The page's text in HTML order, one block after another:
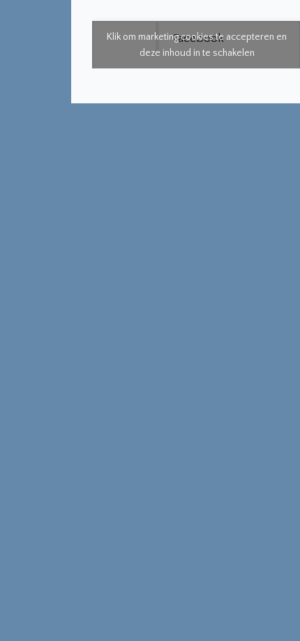
Facebook
Klik om marketing cookies te accepteren en
deze inhoud in te schakelen